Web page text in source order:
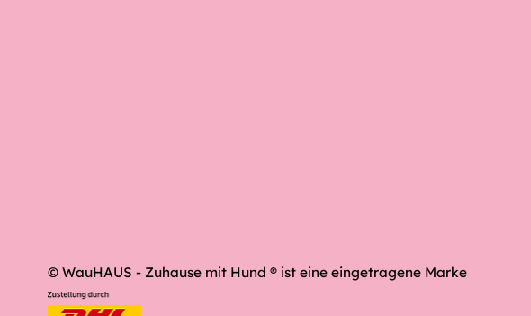
© WauHAUS - Zuhause mit Hund ® ist eine eingetragene Marke